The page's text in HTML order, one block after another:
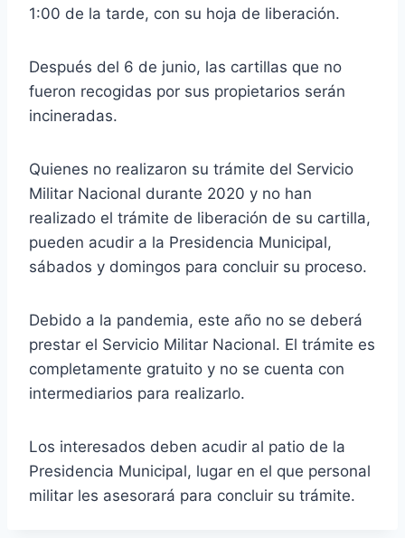
1:00 de la tarde, con su hoja de liberación.
Después del 6 de junio, las cartillas que no
fueron recogidas por sus propietarios serán
incineradas.
Quienes no realizaron su trámite del Servicio
Militar Nacional durante 2020 y no han
realizado el trámite de liberación de su cartilla,
pueden acudir a la Presidencia Municipal,
sábados y domingos para concluir su proceso.
Debido a la pandemia, este año no se deberá
prestar el Servicio Militar Nacional. El trámite es
completamente gratuito y no se cuenta con
intermediarios para realizarlo.
Los interesados deben acudir al patio de la
Presidencia Municipal, lugar en el que personal
militar les asesorará para concluir su trámite.